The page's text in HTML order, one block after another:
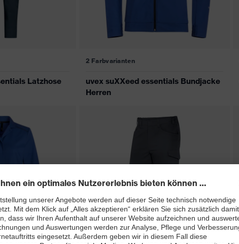
Latzhose
2 Farbvarianten
uvex suXXeed essentials Bundjacke
Herren